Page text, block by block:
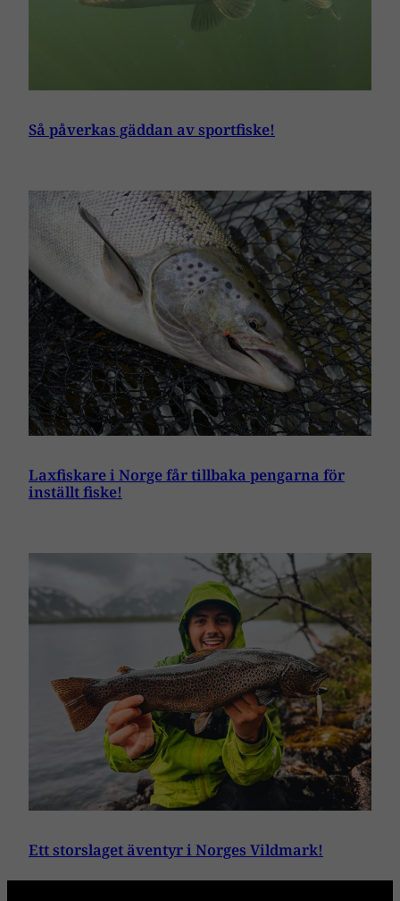
Så påverkas gäddan av sportfiske!
Laxfiskare i Norge får tillbaka pengarna för
inställt fiske!
Ett storslaget äventyr i Norges Vildmark!